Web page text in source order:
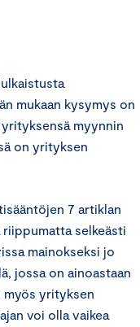
mukaan kysymys on
myynnin
on yrityksen
7 artiklan
selkeästi
mainokseksi jo
jossa on ainoastaan
myös yrityksen
voi olla vaikea